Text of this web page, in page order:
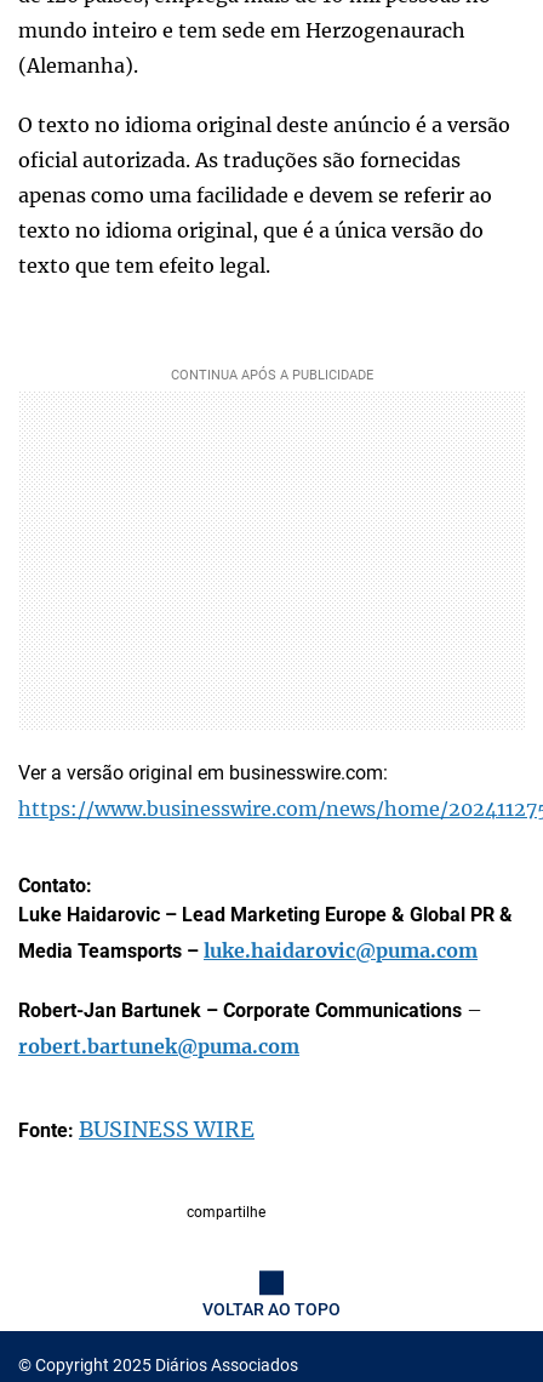
mundo inteiro e tem sede em Herzogenaurach
(Alemanha).
O texto no idioma original deste anúncio é a versão
oficial autorizada. As traduções são fornecidas
apenas como uma facilidade e devem se referir ao
texto no idioma original, que é a única versão do
texto que tem efeito legal.
Ver a versão original em businesswire.com:
https://www.businesswire.com/news/home/
Contato:
Luke Haidarovic – Lead Marketing Europe & Global PR &
Media Teamsports – luke.haidarovic@puma.com
Robert-Jan Bartunek – Corporate Communications –
robert.bartunek@puma.com
Fonte: BUSINESS WIRE
compartilhe
VOLTAR AO TOPO
© Copyright 2025 Diários Associados